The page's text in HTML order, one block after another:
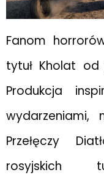
Fanom
tytuł Kholat od
Produkcja
Przełęczy
rosyjskich